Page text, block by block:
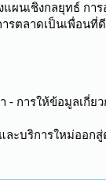
ผนเชิงกลยุทธ์ ก
ลาดเป็นเพื่อนที่
การให้ข้อมูลเกี่
บริการใหม่ออกสู่